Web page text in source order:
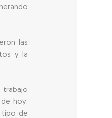
las
y la
trabajo
hoy,
tipo de